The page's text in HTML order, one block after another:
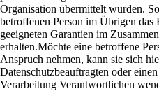
Organisation übermittelt wurden.
betroffenen Person im Übrigen
geeigneten Garantien im
erhalten.Möchte eine betroffene
Anspruch nehmen, kann sie sich
Datenschutzbeauftragten oder
Verarbeitung Verantwortlichen